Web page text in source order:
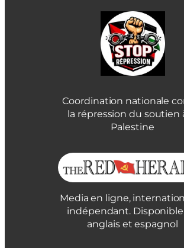
Coordination nationale
la répression du soutien
Palestine
Media en ligne,
indépendant.
anglais et espagnol